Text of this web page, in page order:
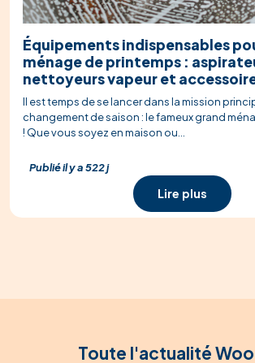
Équipements indispensables
ménage de printemps :
nettoyeurs vapeur et
Il est temps de se lancer dans la mission
changement de saison : le fameux grand
! Que vous soyez en maison ou...
Publié il y a 522 j
Lire plus
Toute l'actualité